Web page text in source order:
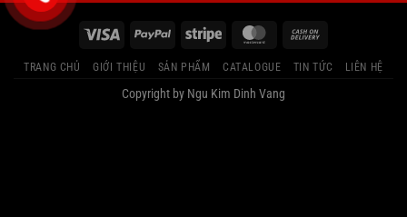
TRANG CHỦ GIỚI THIỆU SẢN PHẨM CATALOGUE TIN TỨC LIÊN HỆ
Copyright by Ngu Kim Dinh Vang